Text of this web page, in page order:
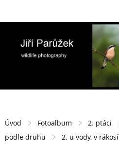
Úvod Fotoalbum 2. ptáci
podle druhu
2. u vody, v rákosí